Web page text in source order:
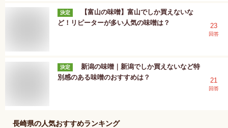
決定
【富山の味噌】富山でしか買えないな
ど！リピーターが多い人気の味噌は？
23
回答
決定
新潟の味噌｜新潟でしか買えないなど特
別感のある味噌のおすすめは？
21
回答
長崎県の人気おすすめランキング